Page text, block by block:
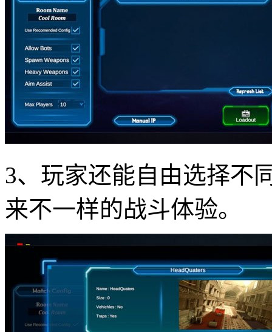
3、玩家还能自由选择不
来不一样的战斗体验。